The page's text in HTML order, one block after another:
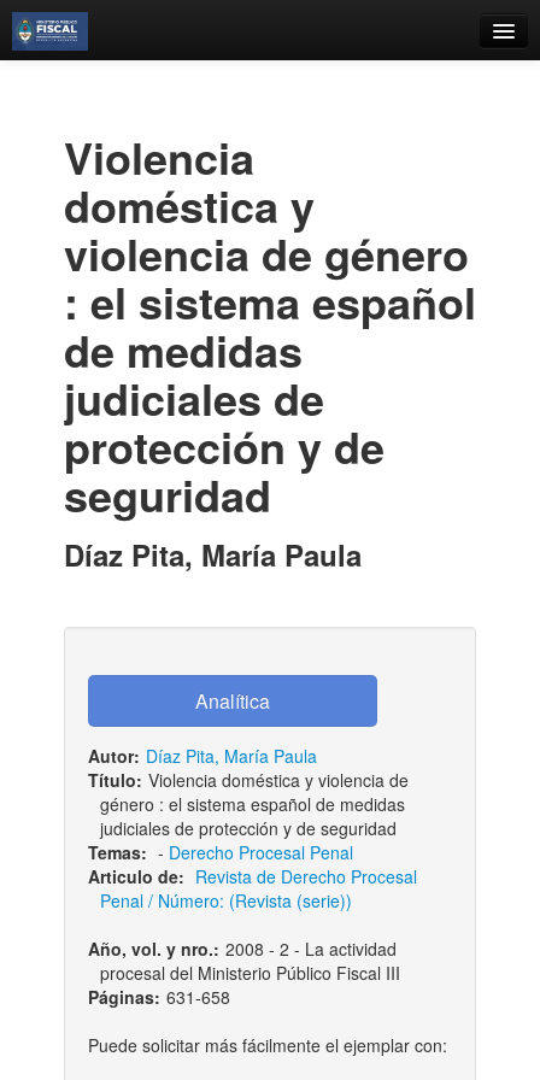
Estantes Virtuales
Contacto
Iniciar sesión
Violencia
doméstica y
violencia de género
: el sistema español
de medidas
judiciales de
protección y de
seguridad
Díaz Pita, María Paula
Autor: Díaz Pita, María Paula
Título: Violencia doméstica y violencia de
género : el sistema español de medidas
judiciales de protección y de seguridad
Temas: - Derecho Procesal Penal
Articulo de: Revista de Derecho Procesal
Penal / Número: (Revista (serie))
Año, vol. y nro.: 2008 - 2 - La actividad
procesal del Ministerio Público Fiscal III
Páginas: 631-658
Puede solicitar más fácilmente el ejemplar con: